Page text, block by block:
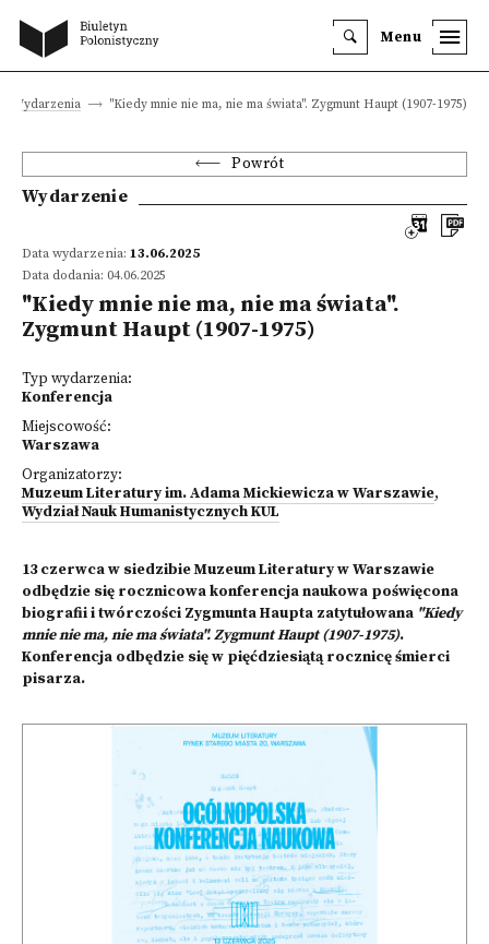
Menu
Wydarzenia "Kiedy mnie nie ma, nie ma świata". Zygmunt Haupt (1907-1975)
Powrót
Wydarzenie
Data wydarzenia: 13.06.2025
Data dodania: 04.06.2025
"Kiedy mnie nie ma, nie ma świata".
Zygmunt Haupt (1907-1975)
Typ wydarzenia:
Konferencja
Miejscowość:
Warszawa
Organizatorzy:
Muzeum Literatury im. Adama Mickiewicza w Warszawie,
Wydział Nauk Humanistycznych KUL
13 czerwca w siedzibie Muzeum Literatury w Warszawie
odbędzie się rocznicowa konferencja naukowa poświęcona
biografii i twórczości Zygmunta Haupta zatytułowana "Kiedy
mnie nie ma, nie ma świata". Zygmunt Haupt (1907-1975).
Konferencja odbędzie się w pięćdziesiątą rocznicę śmierci
pisarza.